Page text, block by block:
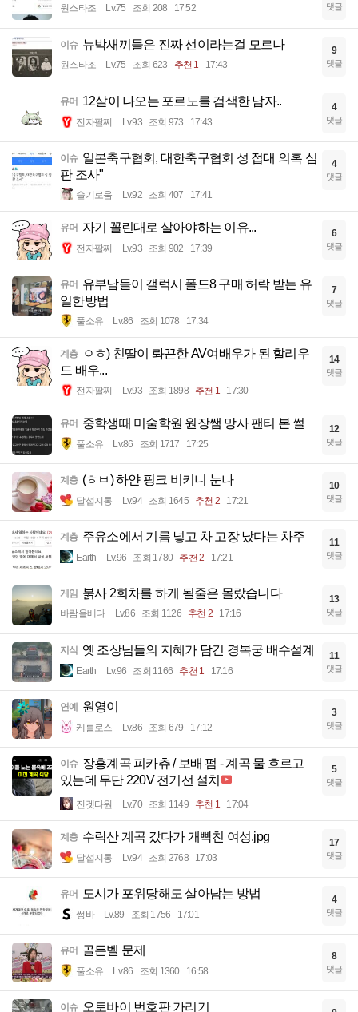
원스타조 Lv.75 조회 208 17:52 댓글
이슈 뉴박새끼들은 진짜 선이라는걸 모르나
원스타조 Lv.75 조회 623 추천 1 17:43
9
댓글
유머 12살이 나오는 포르노를 검색한 남자..
전자팔찌 Lv.93 조회 973 17:43
4
댓글
이슈 일본축구협회, 대한축구협회 성 접대 의혹 심
판 조사"
슬기로움 Lv.92 조회 407 17:41
4
댓글
유머 자기 꼴린대로 살아야하는 이유...
전자팔찌 Lv.93 조회 902 17:39
6
댓글
유머 유부남들이 갤럭시 폴드8 구매 허락 받는 유
일한방법
풀소유 Lv.86 조회 1078 17:34
7
댓글
계층
ㅇㅎ) 친딸이 롸끈한 AV여배우가 된 할리우
드 배우...
전자팔찌 Lv.93 조회 1898 추천 1 17:30
14
댓글
유머 중학생때 미술학원 원장쌤 망사 팬티 본 썰
풀소유 Lv.86 조회 1717 17:25
12
댓글
계층 (ㅎㅂ) 하얀 핑크 비키니 눈나
달섭지롱 Lv.94 조회 1645 추천 2 17:21
10
댓글
계층 주유소에서 기름 넣고 차 고장 났다는 차주
Earth Lv.96 조회 1780 추천 2 17:21
11
댓글
게임 붉사 2회차를 하게 될줄은 몰랐습니다
바람을베다 Lv.86 조회 1126 추천 2 17:16
13
댓글
지식 옛 조상님들의 지혜가 담긴 경복궁 배수설계
Earth Lv.96 조회 1166 추천 1 17:16
11
댓글
연예 원영이
케를로스 Lv.86 조회 679 17:12
3
댓글
이슈 장흥계곡 피카츄 / 보배 펌 - 계곡 물 흐르고
있는데 무단 220V 전기선 설치
진겟타원 Lv.70 조회 1149 추천 1 17:04
5
댓글
계층 수락산 계곡 갔다가 개빡친 여성.jpg
달섭지롱 Lv.94 조회 2768 17:03
17
댓글
유머 도시가 포위당해도 살아남는 방법
썽바 Lv.89 조회 1756 17:01
4
댓글
유머 골든벨 문제
풀소유 Lv.86 조회 1360 16:58
8
댓글
이슈 오토바이 번호판 가리기